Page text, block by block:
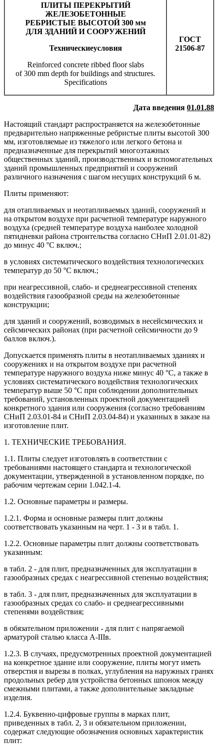
ПЛИТЫ ПЕРЕКРЫТИЙ
ЖЕЛЕЗОБЕТОННЫЕ
РЕБРИСТЫЕ ВЫСОТОЙ 300 мм
ДЛЯ ЗДАНИЙ И СООРУЖЕНИЙ
Техническиеусловия
Reinforced concrete ribbed floor slabs
of 300 mm depth for buildings and structures.
Specifications
ГОСТ
21506-87
Дата введения 01.01.88
Настоящий стандарт распространяется на железобетонные
предварительно напряженные ребристые плиты высотой 300
мм, изготовляемые из тяжелого или легкого бетона и
предназначенные для перекрытий многоэтажных
общественных зданий, производственных и вспомогательных
зданий промышленных предприятий и сооружений
различного назначения с шагом несущих конструкций 6 м.
Плиты применяют:
для отапливаемых и неотапливаемых зданий, сооружений и
на открытом воздухе при расчетной температуре наружного
воздуха (средней температуре воздуха наиболее холодной
пятидневки района строительства согласно СНиП 2.01.01-82)
до минус 40 °С включ.;
в условиях систематического воздействия технологических
температур до 50 °С включ.;
при неагрессивной, слабо- и среднеагрессивной степенях
воздействия газообразной среды на железобетонные
конструкции;
для зданий и сооружений, возводимых в несейсмических и
сейсмических районах (при расчетной сейсмичности до 9
баллов включ.).
Допускается применять плиты в неотапливаемых зданиях и
сооружениях и на открытом воздухе при расчетной
температуре наружного воздуха ниже минус 40 °С, а также в
условиях систематического воздействия технологических
температур выше 50 °С при соблюдении дополнительных
требований, установленных проектной документацией
конкретного здания или сооружения (согласно требованиям
СНиП 2.03.01-84 и СНиП 2.03.04-84) и указанных в заказе на
изготовление плит.
1. ТЕХНИЧЕСКИЕ ТРЕБОВАНИЯ.
1.1. Плиты следует изготовлять в соответствии с
требованиями настоящего стандарта и технологической
документации, утвержденной в установленном порядке, по
рабочим чертежам серии 1.042.1-4.
1.2. Основные параметры и размеры.
1.2.1. Форма и основные размеры плит должны
соответствовать указанным на черт. 1 - 3 и в табл. 1.
1.2.2. Основные параметры плит должны соответствовать
указанным:
в табл. 2 - для плит, предназначенных для эксплуатации в
газообразных средах с неагрессивной степенью воздействия;
в табл. 3 - для плит, предназначенных для эксплуатации в
газообразных средах со слабо- и среднеагрессивными
степенями воздействия;
в обязательном приложении - для плит с напрягаемой
арматурой сталью класса А-IIIв.
1.2.3. В случаях, предусмотренных проектной документацией
на конкретное здание или сооружение, плиты могут иметь
отверстия и вырезы в полках, углубления на наружных гранях
продольных ребер для устройства бетонных шпонок между
смежными плитами, а также дополнительные закладные
изделия.
1.2.4. Буквенно-цифровые группы в марках плит,
приведенных в табл. 2, 3 и обязательном приложении,
содержат следующие обозначения основных характеристик
плит: